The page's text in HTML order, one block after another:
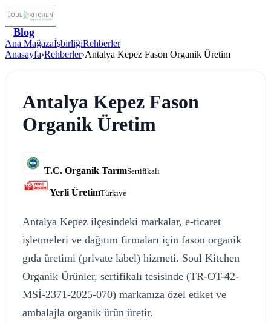
Blog
Ana MağazaİşbirliğiRehberler
Anasayfa›Rehberler›Antalya Kepez Fason Organik Üretim
Antalya Kepez Fason
Organik Üretim
T.C. Organik TarımSertifikalı
Yerli ÜretimTürkiye
Antalya Kepez ilçesindeki markalar, e-ticaret
işletmeleri ve dağıtım firmaları için fason organik
gıda üretimi (private label) hizmeti. Soul Kitchen
Organik Ürünler, sertifikalı tesisinde (TR-OT-42-
MSİ-2371-2025-070) markanıza özel etiket ve
ambalajla organik ürün üretir.